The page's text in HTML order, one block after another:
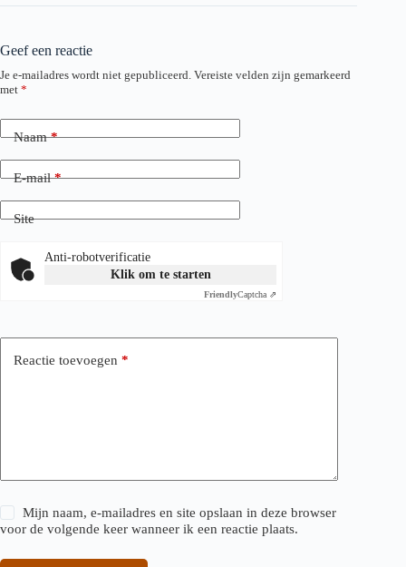
Geef een reactie
Je e-mailadres wordt niet gepubliceerd. Vereiste velden zijn gemarkeerd
met *
Naam*
E-mail*
Site
Anti-robotverificatie
Klik om te starten
FriendlyCaptcha ⇗
Reactie toevoegen *
Mijn naam, e-mailadres en site opslaan in deze browser
voor de volgende keer wanneer ik een reactie plaats.